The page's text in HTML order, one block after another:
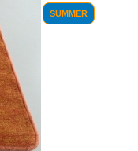
SUMMER